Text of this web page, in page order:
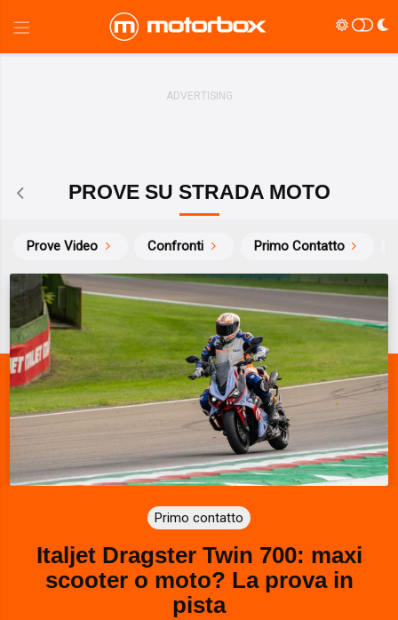
PROVE SU STRADA MOTO
Prove Video Confronti Primo Contatto
Primo contatto
Italjet Dragster Twin 700: maxi
scooter o moto? La prova in
pista